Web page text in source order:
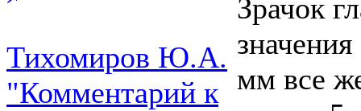
Тихомиров Ю.А.
"Комментарий к
Зрачок
мм все